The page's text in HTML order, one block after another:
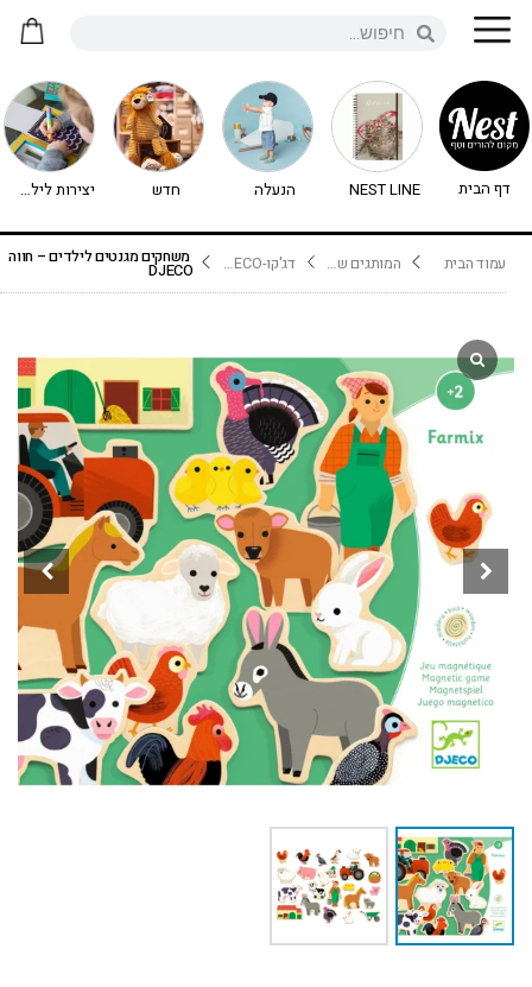
דף הבית NEST LINE הנעלה חדש יצירות לילדים - יצירה לילדים
עמוד הבית המותגים שלנו דג'קו-DJECO נימיגו משחקים מגנטים לילדים – חווה
DJECO